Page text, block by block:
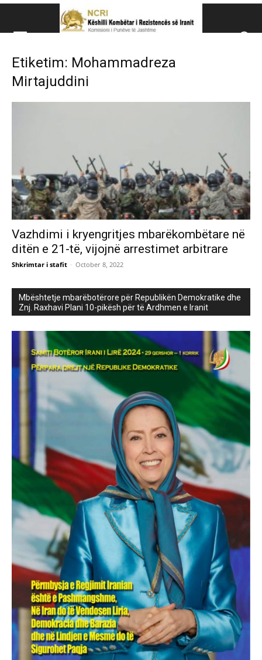
Këshillit Kombëtar të
Këshillit Kombëtar të Rezistencës së Iranit (NCRI)
Etiketim: Mohammadreza
Mirtajuddini
Vazhdimi i kryengritjes mbarëkombëtare në
ditën e 21-të, vijojnë arrestimet arbitrare
Shkrimtar i stafit - October 8, 2022
Mbështetje mbarëbotërore për Republikën Demokratike dhe
Znj. Raxhavi Plani 10-pikësh për të Ardhmen e Iranit